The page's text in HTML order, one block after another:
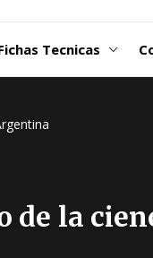
Tecnicas
de la